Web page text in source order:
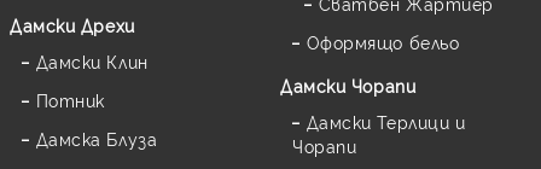
Дамски Дрехи
Дамски Клин
Потник
Дамска Блуза
Оформящо бельо
Дамски Чорапи
Дамски Терлици и
Чорапи